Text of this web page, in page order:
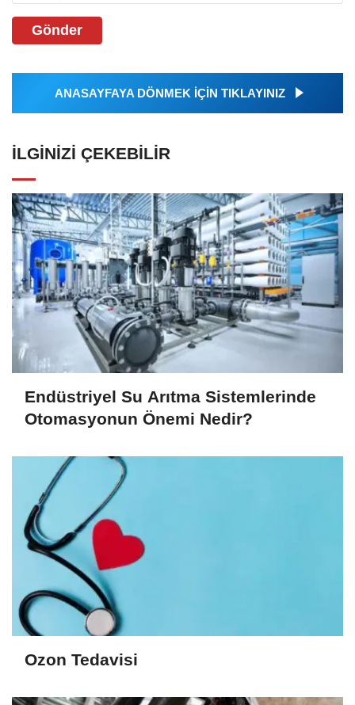
Gönder
ANASAYFAYA DÖNMEK İÇİN TIKLAYINIZ
İLGINIZI ÇEKEBILIR
Endüstriyel Su Arıtma Sistemlerinde
Otomasyonun Önemi Nedir?
Ozon Tedavisi